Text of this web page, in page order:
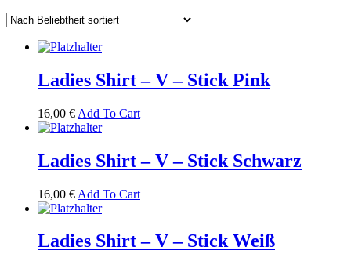
Ladies Shirt – V – Stick Pink
16,00 € Add To Cart
Ladies Shirt – V – Stick Schwarz
16,00 € Add To Cart
Ladies Shirt – V – Stick Weiß